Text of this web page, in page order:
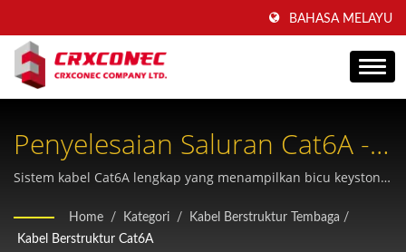
BAHASA MELAYU
Penyelesaian Saluran Cat6A -
Pengkabelan Berstruktur Gred
Perusahaan
Sistem kabel Cat6A lengkap yang menampilkan bicu keystone,
piawaian ANSI/TIA 568.2-D dan ISO/IEC 11801 untuk
rangkaian Ethernet berkelajuan tinggi.
Home / Kategori / Kabel Berstruktur Tembaga /
Kabel Berstruktur Cat6A